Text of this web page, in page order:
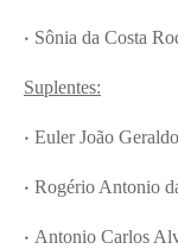
• Sônia da Costa
Suplentes:
• Euler João
• Rogério Antonio
• Antonio Carlos